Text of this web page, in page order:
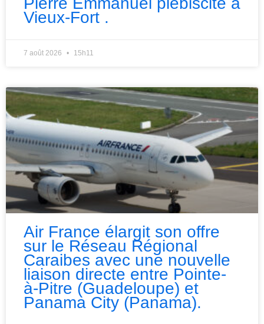
Vieux-Fort .
7 août 2026 15h11
Air France élargit son offre
sur le Réseau Régional
Caraibes avec une nouvelle
liaison directe entre Pointe-
à-Pitre (Guadeloupe) et
Panama City (Panama).